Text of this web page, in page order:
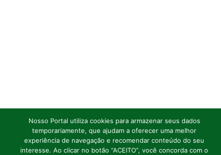
Nosso Portal utiliza cookies para armazenar seus dados
temporariamente, que ajudam a oferecer uma melhor
experiência de navegação e recomendar conteúdo do seu
interesse. Ao clicar no botão “ACEITO”, você concorda com o